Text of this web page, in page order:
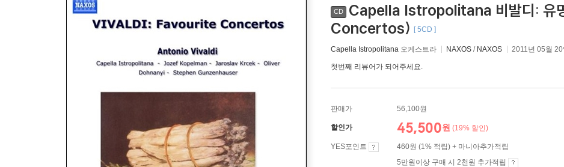
CD
Capella Istropolitana 비발디: 유
Concertos)
[ 5CD ]
Capella Istropolitana 오케스트라 NAXOS / NAXOS 2011년 05월 20
첫번째 리뷰어가 되어주세요.
판매가 56,100원
할인가 45,500원 (19% 할인)
YES포인트
460원 (1% 적립) + 마니아추가적립
5만원이상 구매 시 2천원 추가적립